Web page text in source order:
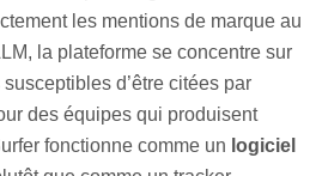
les mentions de marque au
la plateforme se concentre sur
d’être citées par
des équipes qui produisent
fonctionne comme un logiciel